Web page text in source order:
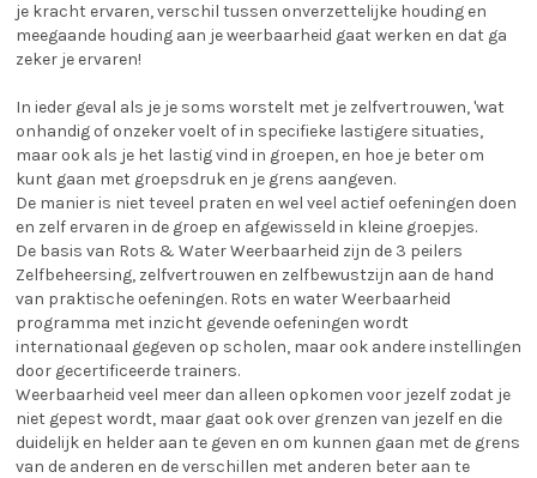
je kracht ervaren, verschil tussen onverzettelijke houding en
meegaande houding aan je weerbaarheid gaat werken en dat ga
zeker je ervaren!
In ieder geval als je je soms worstelt met je zelfvertrouwen, 'wat
onhandig of onzeker voelt of in specifieke lastigere situaties,
maar ook als je het lastig vind in groepen, en hoe je beter om
kunt gaan met groepsdruk en je grens aangeven.
De manier is niet teveel praten en wel veel actief oefeningen doen
en zelf ervaren in de groep en afgewisseld in kleine groepjes.
De basis van Rots & Water Weerbaarheid zijn de 3 peilers
Zelfbeheersing, zelfvertrouwen en zelfbewustzijn aan de hand
van praktische oefeningen. Rots en water Weerbaarheid
programma met inzicht gevende oefeningen wordt
internationaal gegeven op scholen, maar ook andere instellingen
door gecertificeerde trainers.
Weerbaarheid veel meer dan alleen opkomen voor jezelf zodat je
niet gepest wordt, maar gaat ook over grenzen van jezelf en die
duidelijk en helder aan te geven en om kunnen gaan met de grens
van de anderen en de verschillen met anderen beter aan te